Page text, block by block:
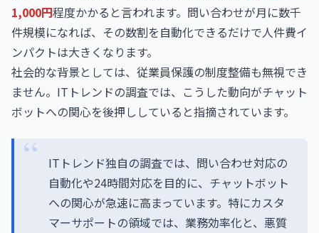
1,000円程度かかると言われます。問い合わせが月に数千
件規模になれば、その数割を自動化できるだけで人件費イ
ンパクトは大きくなります。
社会的な背景としては、従業員保護の制度整備も無視でき
ません。ITトレンドの調査では、こうした動向がチャット
ボットへの関心を後押ししていると指摘されています。
ITトレンド独自の調査では、問い合わせ対応の
自動化や24時間対応を目的に、チャットボット
への関心が急速に高まっています。特にカスタ
マーサポートの領域では、業務効率化と、悪質